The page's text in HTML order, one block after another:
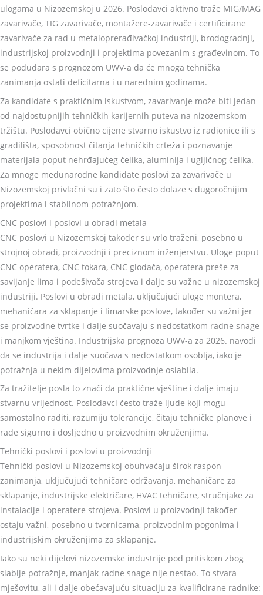
ulogama u Nizozemskoj u 2026. Poslodavci aktivno traže MIG/MAG
zavarivače, TIG zavarivače, montažere-zavarivače i certificirane
zavarivače za rad u metaloprerađivačkoj industriji, brodogradnji,
industrijskoj proizvodnji i projektima povezanim s građevinom. To
se podudara s prognozom UWV-a da će mnoga tehnička
zanimanja ostati deficitarna i u narednim godinama.
Za kandidate s praktičnim iskustvom, zavarivanje može biti jedan
od najdostupnijih tehničkih karijernih puteva na nizozemskom
tržištu. Poslodavci obično cijene stvarno iskustvo iz radionice ili s
gradilišta, sposobnost čitanja tehničkih crteža i poznavanje
materijala poput nehrđajućeg čelika, aluminija i ugljičnog čelika.
Za mnoge međunarodne kandidate poslovi za zavarivače u
Nizozemskoj privlačni su i zato što često dolaze s dugoročnijim
projektima i stabilnom potražnjom.
CNC poslovi i poslovi u obradi metala
CNC poslovi u Nizozemskoj također su vrlo traženi, posebno u
strojnoj obradi, proizvodnji i preciznom inženjerstvu. Uloge poput
CNC operatera, CNC tokara, CNC glodača, operatera preše za
savijanje lima i podešivača strojeva i dalje su važne u nizozemskoj
industriji. Poslovi u obradi metala, uključujući uloge montera,
mehaničara za sklapanje i limarske poslove, također su važni jer
se proizvodne tvrtke i dalje suočavaju s nedostatkom radne snage
i manjkom vještina. Industrijska prognoza UWV-a za 2026. navodi
da se industrija i dalje suočava s nedostatkom osoblja, iako je
potražnja u nekim dijelovima proizvodnje oslabila.
Za tražitelje posla to znači da praktične vještine i dalje imaju
stvarnu vrijednost. Poslodavci često traže ljude koji mogu
samostalno raditi, razumiju tolerancije, čitaju tehničke planove i
rade sigurno i dosljedno u proizvodnim okruženjima.
Tehnički poslovi i poslovi u proizvodnji
Tehnički poslovi u Nizozemskoj obuhvaćaju širok raspon
zanimanja, uključujući tehničare održavanja, mehaničare za
sklapanje, industrijske električare, HVAC tehničare, stručnjake za
instalacije i operatere strojeva. Poslovi u proizvodnji također
ostaju važni, posebno u tvornicama, proizvodnim pogonima i
industrijskim okruženjima za sklapanje.
Iako su neki dijelovi nizozemske industrije pod pritiskom zbog
slabije potražnje, manjak radne snage nije nestao. To stvara
mješovitu, ali i dalje obećavajuću situaciju za kvalificirane radnike: